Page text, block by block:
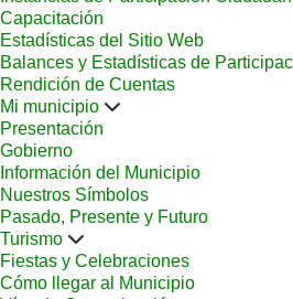
Capacitación
Estadísticas del Sitio Web
Balances y Estadísticas de
Rendición de Cuentas
Mi municipio
Presentación
Gobierno
Información del Municipio
Nuestros Símbolos
Pasado, Presente y Futuro
Turismo
Fiestas y Celebraciones
Cómo llegar al Municipio